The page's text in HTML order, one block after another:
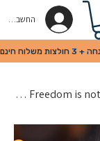
החשבון שלי
ספל עם מחשבה – Freedom Mug 11oz – Freedom is not a feature, it’s the default